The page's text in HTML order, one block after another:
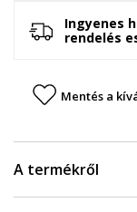
Ingyenes
rendelés
Mentés a
A termékről